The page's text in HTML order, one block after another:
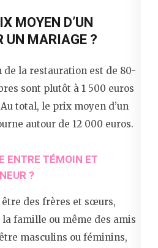
MOYEN D’UN
UN MARIAGE ?
la restauration est de 80-
sont plutôt à 1 500 euros
total, le prix moyen d’un
autour de 12 000 euros.
ENTRE TÉMOIN ET
?
des frères et sœurs,
la famille ou même des amis
masculins ou féminins,